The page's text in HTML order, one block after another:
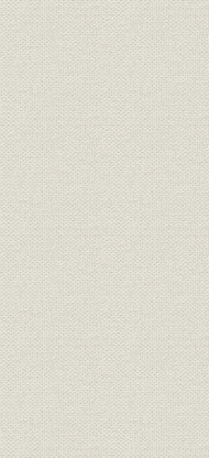
提携・合併;情報システ
ム
株式
株式
資産